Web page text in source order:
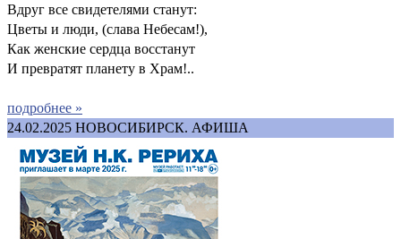
Вдруг все свидетелями станут:
Цветы и люди, (слава Небесам!),
Как женские сердца восстанут
И превратят планету в Храм!..
подробнее »
24.02.2025 НОВОСИБИРСК. АФИША